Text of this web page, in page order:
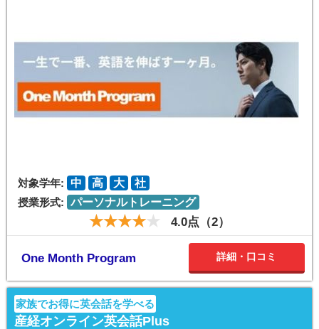
対象学年: 中 高 大
社
授業形式: パーソナルトレーニング
4.0点（2）
One Month Program 詳細・口コミ
家族でお得に英会話を学べる
産経オンライン英会話Plus